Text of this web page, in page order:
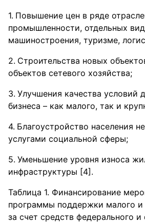
Повышение цен в ряде
промышленности, отдельных
машиностроения, туризме,
Строительства новых
объектов сетевого хозяйства;
Улучшения качества условий
бизнеса – как малого, так и
Благоустройство населения
услугами социальной сферы;
Уменьшение уровня износа
инфраструктуры [4].
Таблица 1. Финансирование
программы поддержки малого и
за счет средств федерального и